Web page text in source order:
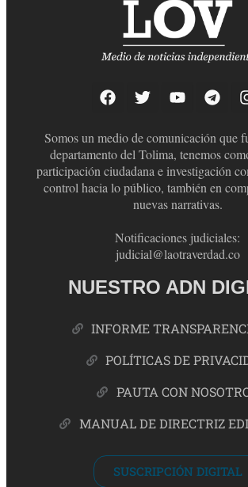
Somos un medio de comunicación que
departamento del Tolima, tenemos
participación ciudadana e investigación
control hacia lo público, también en
nuevas narrativas.
Notificaciones judiciales:
judicial@laotraverdad.co
NUESTRO ADN
INFORME
POLÍTICAS DE
PAUTA CON
MANUAL DE DIRECTRIZ
SUSCRIPCIÓN DIGITAL